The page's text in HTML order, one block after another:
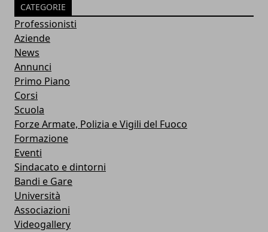
CATEGORIE
Professionisti
Aziende
News
Annunci
Primo Piano
Corsi
Scuola
Forze Armate, Polizia e Vigili del Fuoco
Formazione
Eventi
Sindacato e dintorni
Bandi e Gare
Università
Associazioni
Videogallery